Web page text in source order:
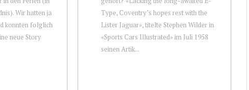
Wir hatten ja
konnten folglich
neue Story
Type, Coventry’s hopes rest with the
Lister Jaguar», titelte Stephen Wilder in
«Sports Cars Illustrated» im Juli 1958
seinen Artik...